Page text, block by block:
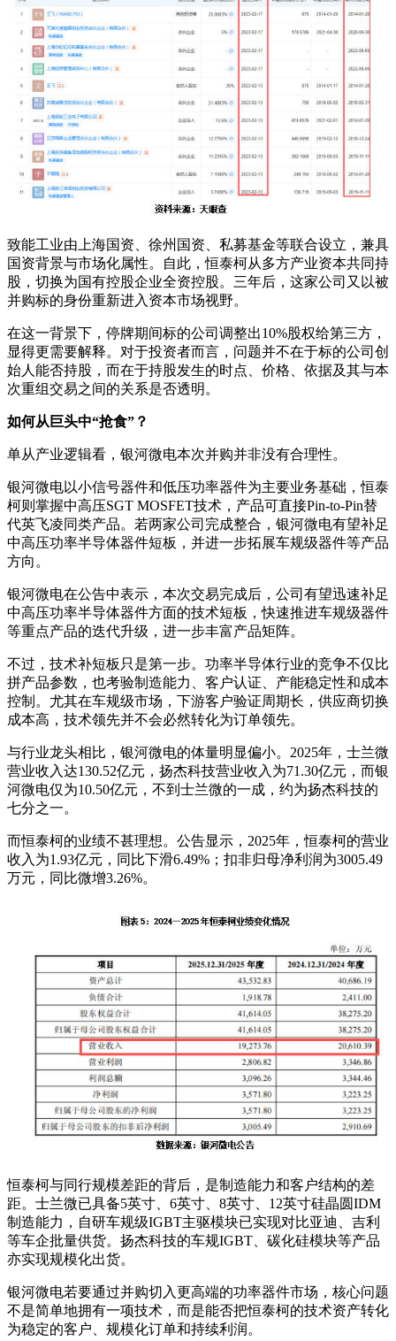
致能工业由上海国资、徐州国资、私募基金等联合设立，兼具
国资背景与市场化属性。自此，恒泰柯从多方产业资本共同持
股，切换为国有控股企业全资控股。三年后，这家公司又以被
并购标的身份重新进入资本市场视野。
在这一背景下，停牌期间标的公司调整出10%股权给第三方，
显得更需要解释。对于投资者而言，问题并不在于标的公司创
始人能否持股，而在于持股发生的时点、价格、依据及其与本
次重组交易之间的关系是否透明。
如何从巨头中“抢食”？
单从产业逻辑看，银河微电本次并购并非没有合理性。
银河微电以小信号器件和低压功率器件为主要业务基础，恒泰
柯则掌握中高压SGT MOSFET技术，产品可直接Pin-to-Pin替
代英飞凌同类产品。若两家公司完成整合，银河微电有望补足
中高压功率半导体器件短板，并进一步拓展车规级器件等产品
方向。
银河微电在公告中表示，本次交易完成后，公司有望迅速补足
中高压功率半导体器件方面的技术短板，快速推进车规级器件
等重点产品的迭代升级，进一步丰富产品矩阵。
不过，技术补短板只是第一步。功率半导体行业的竞争不仅比
拼产品参数，也考验制造能力、客户认证、产能稳定性和成本
控制。尤其在车规级市场，下游客户验证周期长，供应商切换
成本高，技术领先并不会必然转化为订单领先。
与行业龙头相比，银河微电的体量明显偏小。2025年，士兰微
营业收入达130.52亿元，扬杰科技营业收入为71.30亿元，而银
河微电仅为10.50亿元，不到士兰微的一成，约为扬杰科技的
七分之一。
而恒泰柯的业绩不甚理想。公告显示，2025年，恒泰柯的营业
收入为1.93亿元，同比下滑6.49%；扣非归母净利润为3005.49
万元，同比微增3.26%。
恒泰柯与同行规模差距的背后，是制造能力和客户结构的差
距。士兰微已具备5英寸、6英寸、8英寸、12英寸硅晶圆IDM
制造能力，自研车规级IGBT主驱模块已实现对比亚迪、吉利
等车企批量供货。扬杰科技的车规IGBT、碳化硅模块等产品
亦实现规模化出货。
银河微电若要通过并购切入更高端的功率器件市场，核心问题
不是简单地拥有一项技术，而是能否把恒泰柯的技术资产转化
为稳定的客户、规模化订单和持续利润。